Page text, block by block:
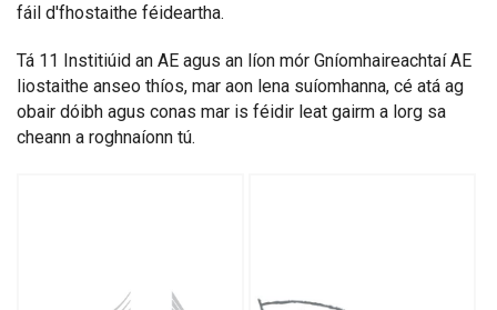
fáil d'fhostaithe féideartha.
Tá 11 Institiúid an AE agus an líon mór Gníomhaireachtaí AE
liostaithe anseo thíos, mar aon lena suíomhanna, cé atá ag
obair dóibh agus conas mar is féidir leat gairm a lorg sa
cheann a roghnaíonn tú.